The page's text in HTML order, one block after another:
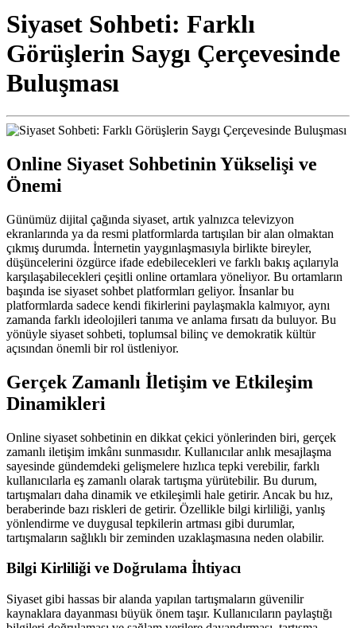
Siyaset Sohbeti: Farklı
Görüşlerin Saygı Çerçevesinde
Buluşması
Online Siyaset Sohbetinin Yükselişi ve
Önemi
Günümüz dijital çağında siyaset, artık yalnızca televizyon
ekranlarında ya da resmi platformlarda tartışılan bir alan olmaktan
çıkmış durumda. İnternetin yaygınlaşmasıyla birlikte bireyler,
düşüncelerini özgürce ifade edebilecekleri ve farklı bakış açılarıyla
karşılaşabilecekleri çeşitli online ortamlara yöneliyor. Bu ortamların
başında ise siyaset sohbet platformları geliyor. İnsanlar bu
platformlarda sadece kendi fikirlerini paylaşmakla kalmıyor, aynı
zamanda farklı ideolojileri tanıma ve anlama fırsatı da buluyor. Bu
yönüyle siyaset sohbeti, toplumsal bilinç ve demokratik kültür
açısından önemli bir rol üstleniyor.
Gerçek Zamanlı İletişim ve Etkileşim
Dinamikleri
Online siyaset sohbetinin en dikkat çekici yönlerinden biri, gerçek
zamanlı iletişim imkânı sunmasıdır. Kullanıcılar anlık mesajlaşma
sayesinde gündemdeki gelişmelere hızlıca tepki verebilir, farklı
kullanıcılarla eş zamanlı olarak tartışma yürütebilir. Bu durum,
tartışmaları daha dinamik ve etkileşimli hale getirir. Ancak bu hız,
beraberinde bazı riskleri de getirir. Özellikle bilgi kirliliği, yanlış
yönlendirme ve duygusal tepkilerin artması gibi durumlar,
tartışmaların sağlıklı bir zeminden uzaklaşmasına neden olabilir.
Bilgi Kirliliği ve Doğrulama İhtiyacı
Siyaset gibi hassas bir alanda yapılan tartışmaların güvenilir
kaynaklara dayanması büyük önem taşır. Kullanıcıların paylaştığı